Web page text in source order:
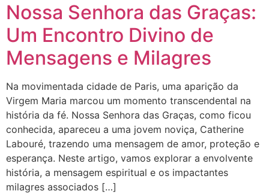
Nossa Senhora das Graças:
Um Encontro Divino de
Mensagens e Milagres
Na movimentada cidade de Paris, uma aparição da
Virgem Maria marcou um momento transcendental na
história da fé. Nossa Senhora das Graças, como ficou
conhecida, apareceu a uma jovem noviça, Catherine
Labouré, trazendo uma mensagem de amor, proteção e
esperança. Neste artigo, vamos explorar a envolvente
história, a mensagem espiritual e os impactantes
milagres associados […]